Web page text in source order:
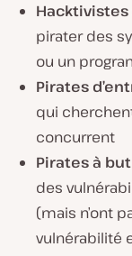
Hacktivistes
pirater des
ou un
Pirates
qui
concurrent
Pirates à
des
(mais n’ont
vulnérabilité